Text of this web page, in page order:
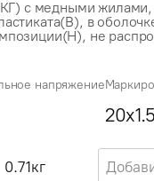
с медными жилами,
в
не
напряжение
20x1.5
0.71кг